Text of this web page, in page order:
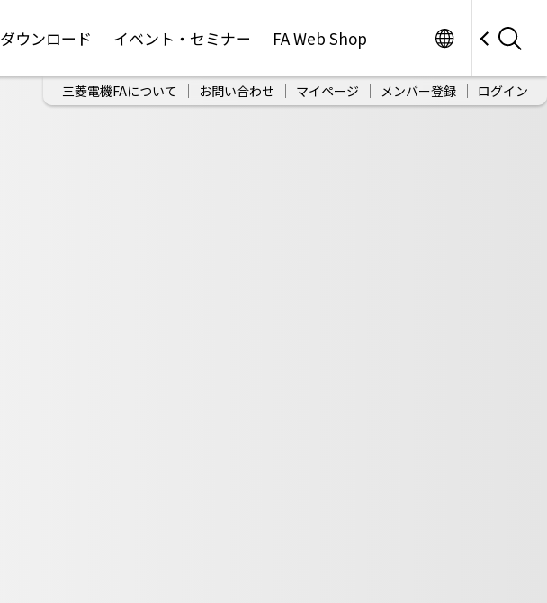
ダウンロード イベント・セミナー FA Web Shop
三菱電機FAについて お問い合わせ マイページ メンバー登録 ログイン